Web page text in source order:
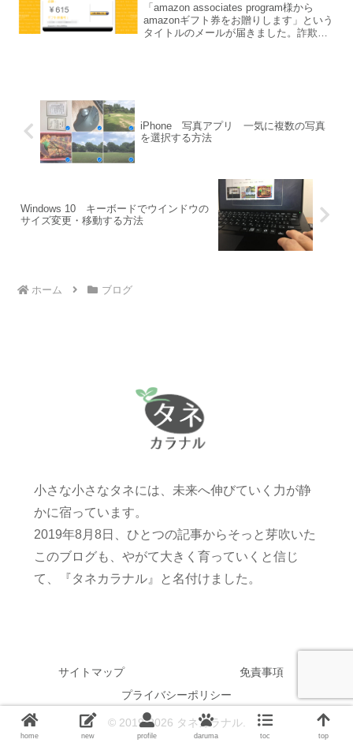
「amazon associates program様から
amazonギフト券をお贈りします」という
タイトルのメールが届きました。詐欺メ
iPhone 写真アプリ 一気に複数の写真
を選択する方法
Windows 10 キーボードでウインドウの
サイズ変更・移動する方法
ホーム ブログ
小さな小さなタネには、未来へ伸びていく力が静
かに宿っています。
2019年8月8日、ひとつの記事からそっと芽吹いた
このブログも、やがて大きく育っていくと信じ
て、『タネカラナル』と名付けました。
サイトマップ
免責事項
プライバシーポリシー
© 2019-2026 タネカラナル.
home new profile daruma toc top